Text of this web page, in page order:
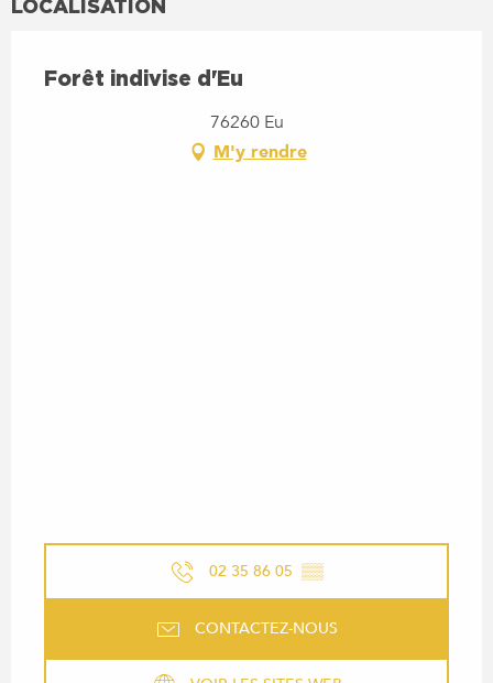
LOCALISATION
Forêt indivise d'Eu
76260 Eu
M'y rendre
02 35 86 05 ▒▒
CONTACTEZ-NOUS